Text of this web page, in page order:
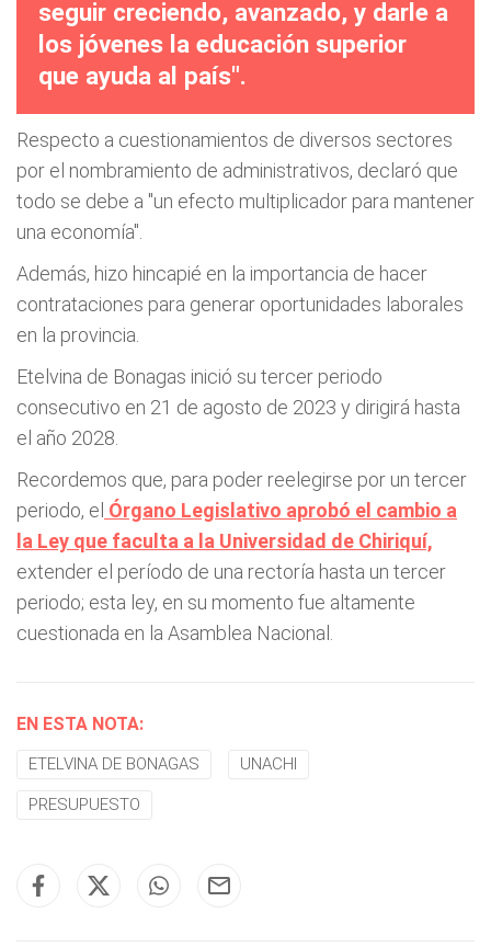
seguir creciendo, avanzado, y darle a
los jóvenes la educación superior
que ayuda al país".
Respecto a cuestionamientos de diversos sectores
por el nombramiento de administrativos, declaró que
todo se debe a "un efecto multiplicador para mantener
una economía".
Además, hizo hincapié en la importancia de hacer
contrataciones para generar oportunidades laborales
en la provincia.
Etelvina de Bonagas inició su tercer periodo
consecutivo en 21 de agosto de 2023 y dirigirá hasta
el año 2028.
Recordemos que, para poder reelegirse por un tercer
periodo, el Órgano Legislativo aprobó el cambio a
la Ley que faculta a la Universidad de Chiriquí,
extender el período de una rectoría hasta un tercer
periodo; esta ley, en su momento fue altamente
cuestionada en la Asamblea Nacional.
EN ESTA NOTA:
ETELVINA DE BONAGAS UNACHI
PRESUPUESTO